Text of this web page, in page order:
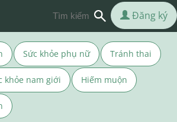
Sức khỏe phụ nữ Tránh thai
khỏe nam giới Hiếm muộn
Đăng ký